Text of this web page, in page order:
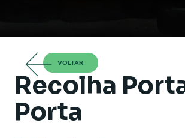
VOLTAR
Recolha
Porta